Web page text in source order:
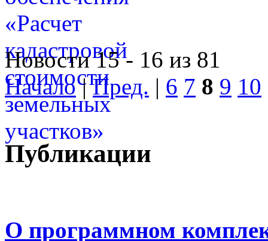
Новости 15 - 16 из 81
Начало|Пред. | 6 7 8 9 10
Публикации
О программном